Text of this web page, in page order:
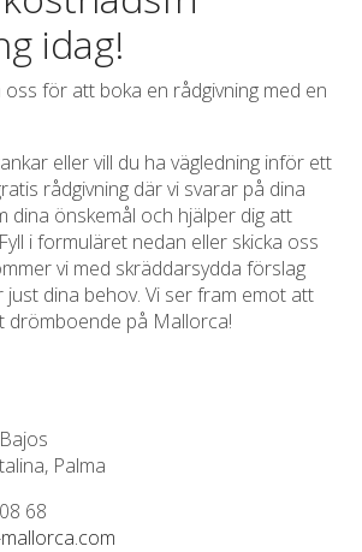
idag!
oss för att boka en rådgivning med en
eller vill du ha vägledning inför ett
rådgivning där vi svarar på dina
dina önskemål och hjälper dig att
i formuläret nedan eller skicka oss
vi med skräddarsydda förslag
dina behov. Vi ser fram emot att
drömboende på Mallorca!
Palma
68